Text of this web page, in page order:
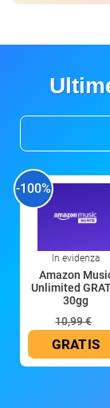
-100%
In evidenza
Amazon
Unlimited
30gg
10,99 €
GRATIS